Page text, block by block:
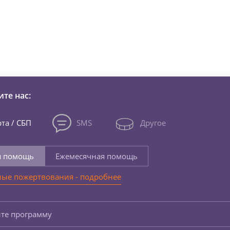
нас:
/ СБП SMS Другое
помощь
Ежемесячная помощь
пожертвования - подробнее
программу